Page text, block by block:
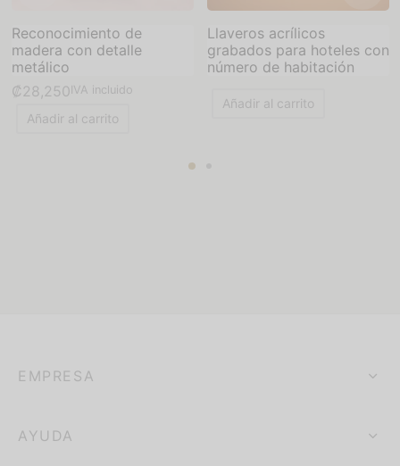
Reconocimiento de
madera con detalle
metálico
₡ 28,250 IVA incluido
Añadir al carrito
Llaveros acrílicos
grabados para hoteles con
número de habitación
Añadir al carrito
EMPRESA
AYUDA